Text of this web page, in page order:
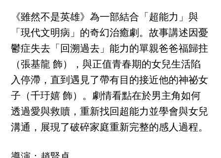
《雖然不是英雄》為一部結合「超能力」與
「現代文明病」的奇幻治癒劇。故事講述因憂
鬱症失去「回溯過去」能力的單親爸爸福歸拄
（張基龍 飾），與正值青春期的女兒生活陷
入停滯，直到遇見了帶有目的接近他的神祕女
子（千玗嬉 飾）。劇情看點在於男主角如何
透過愛與救贖，重新找回超能力並學會與女兒
溝通，展現了破碎家庭重新完整的感人過程。